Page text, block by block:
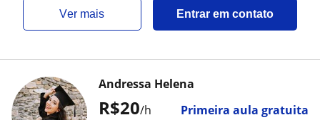
ver mais Entrar em contato
R$20/h Primeira aula gratuita
Andressa Helena